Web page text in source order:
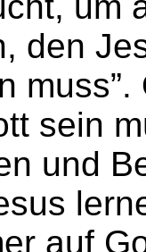
den
sein
und
auf